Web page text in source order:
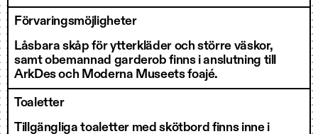
Förvaringsmöjligheter
Låsbara skåp för ytterkläder och större väskor,
samt obemannad garderob finns i anslutning till
ArkDes och Moderna Museets foajé.
Toaletter
Tillgängliga toaletter med skötbord finns inne i